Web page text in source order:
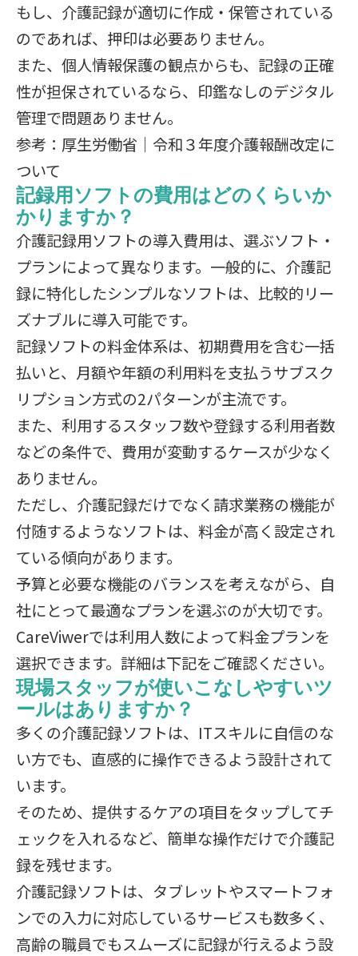
もし、介護記録が適切に作成・保管されている
のであれば、押印は必要ありません。
また、個人情報保護の観点からも、記録の正確
性が担保されているなら、印鑑なしのデジタル
管理で問題ありません。
参考： 厚生労働省｜令和３年度介護報酬改定に
ついて
記録用ソフトの費用はどのくらいか
かりますか？
介護記録用ソフトの導入費用は、選ぶソフト・
プランによって異なります。一般的に、介護記
録に特化したシンプルなソフトは、比較的リー
ズナブルに導入可能です。
記録ソフトの料金体系は、初期費用を含む一括
払いと、月額や年額の利用料を支払うサブスク
リプション方式の2パターンが主流です。
また、利用するスタッフ数や登録する利用者数
などの条件で、費用が変動するケースが少なく
ありません。
ただし、介護記録だけでなく請求業務の機能が
付随するようなソフトは、料金が高く設定され
ている傾向があります。
予算と必要な機能のバランスを考えながら、自
社にとって最適なプランを選ぶのが大切です。
CareViwerでは利用人数によって料金プランを
選択できます。詳細は下記をご確認ください。
現場スタッフが使いこなしやすいツ
ールはありますか？
多くの介護記録ソフトは、ITスキルに自信のな
い方でも、直感的に操作できるよう設計されて
います。
そのため、提供するケアの項目をタップしてチ
ェックを入れるなど、簡単な操作だけで介護記
録を残せます。
介護記録ソフトは、タブレットやスマートフォ
ンでの入力に対応しているサービスも数多く、
高齢の職員でもスムーズに記録が行えるよう設